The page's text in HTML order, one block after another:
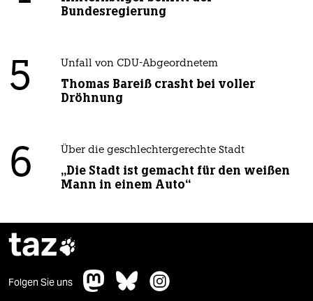
Bundesregierung
5 Unfall von CDU-Abgeordnetem
Thomas Bareiß crasht bei voller
Dröhnung
6 Über die geschlechtergerechte Stadt
„Die Stadt ist gemacht für den weißen
Mann in einem Auto“
taz
Folgen Sie uns